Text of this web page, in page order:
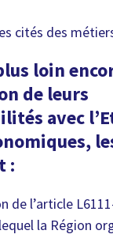
cités des
loin
de leurs
avec
:
de l’article
la Région